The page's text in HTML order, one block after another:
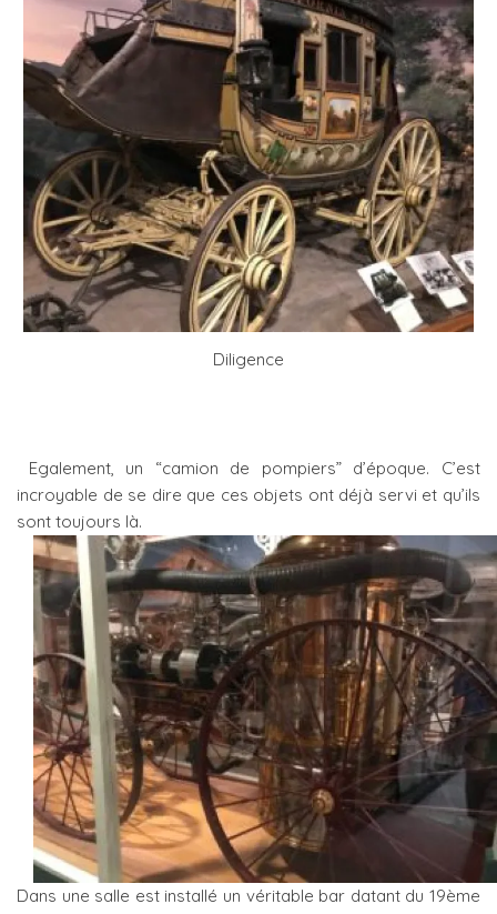
Diligence
Egalement, un “camion de pompiers” d’époque. C’est
incroyable de se dire que ces objets ont déjà servi et qu’ils
sont toujours là.
Dans une salle est installé un véritable bar datant du 19ème